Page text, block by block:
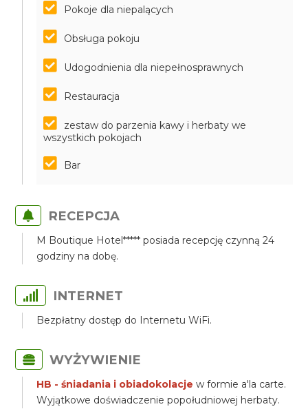
Pokoje dla niepalących
Obsługa pokoju
Udogodnienia dla niepełnosprawnych
Restauracja
zestaw do parzenia kawy i herbaty we
wszystkich pokojach
Bar
RECEPCJA
M Boutique Hotel***** posiada recepcję czynną 24
godziny na dobę.
INTERNET
Bezpłatny dostęp do Internetu WiFi.
WYŻYWIENIE
HB - śniadania i obiadokolacjew formie a'la carte.
Wyjątkowe doświadczenie popołudniowej herbaty.